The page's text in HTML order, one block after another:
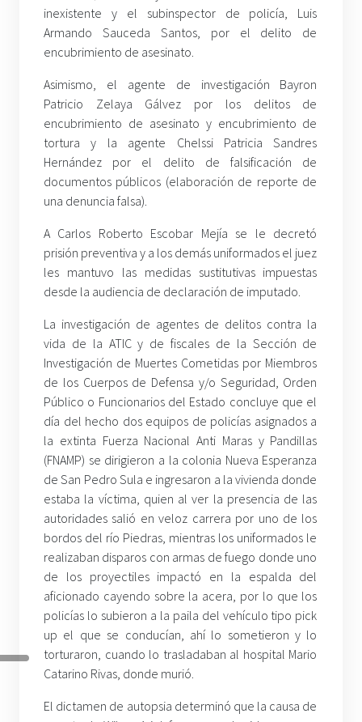
inexistente y el subinspector de policía, Luis
Armando Sauceda Santos, por el delito de
encubrimiento de asesinato.
Asimismo, el agente de investigación Bayron
Patricio Zelaya Gálvez por los delitos de
encubrimiento de asesinato y encubrimiento de
tortura y la agente Chelssi Patricia Sandres
Hernández por el delito de falsificación de
documentos públicos (elaboración de reporte de
una denuncia falsa).
A Carlos Roberto Escobar Mejía se le decretó
prisión preventiva y a los demás uniformados el juez
les mantuvo las medidas sustitutivas impuestas
desde la audiencia de declaración de imputado.
La investigación de agentes de delitos contra la
vida de la ATIC y de fiscales de la Sección de
Investigación de Muertes Cometidas por Miembros
de los Cuerpos de Defensa y/o Seguridad, Orden
Público o Funcionarios del Estado concluye que el
día del hecho dos equipos de policías asignados a
la extinta Fuerza Nacional Anti Maras y Pandillas
(FNAMP) se dirigieron a la colonia Nueva Esperanza
de San Pedro Sula e ingresaron a la vivienda donde
estaba la víctima, quien al ver la presencia de las
autoridades salió en veloz carrera por uno de los
bordos del río Piedras, mientras los uniformados le
realizaban disparos con armas de fuego donde uno
de los proyectiles impactó en la espalda del
aficionado cayendo sobre la acera, por lo que los
policías lo subieron a la paila del vehículo tipo pick
up el que se conducían, ahí lo sometieron y lo
torturaron, cuando lo trasladaban al hospital Mario
Catarino Rivas, donde murió.
El dictamen de autopsia determinó que la causa de